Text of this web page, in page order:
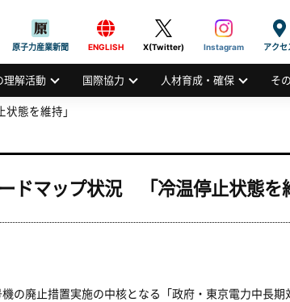
FORUM, INC.
原子力産業新聞 ENGLISH X(Twitter) Instagram アクセ
理解活動 国際協力 人材育成・確保 そ
態を維持」
ドマップ状況 「冷温停止状態を
の廃止措置実施の中核となる「政府・東京電力中長